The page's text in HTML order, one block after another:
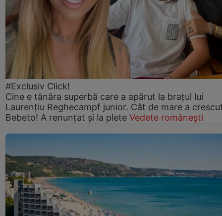
#Exclusiv Click!
Cine e tânăra superbă care a apărut la brațul lui
Laurențiu Reghecampf junior. Cât de mare a
Bebeto! A renunțat și la plete Vedete românești